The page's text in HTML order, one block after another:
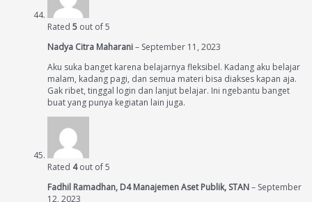
Rated 5 out of 5
Nadya Citra Maharani– September 11, 2023
Aku suka banget karena belajarnya fleksibel. Kadang aku belajar
malam, kadang pagi, dan semua materi bisa diakses kapan aja.
Gak ribet, tinggal login dan lanjut belajar. Ini ngebantu banget
buat yang punya kegiatan lain juga.
Rated 4out of 5
Fadhil Ramadhan, D4 Manajemen Aset Publik, STAN– September
12, 2023